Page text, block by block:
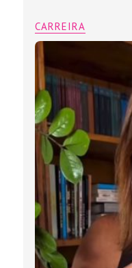
CARREIRA